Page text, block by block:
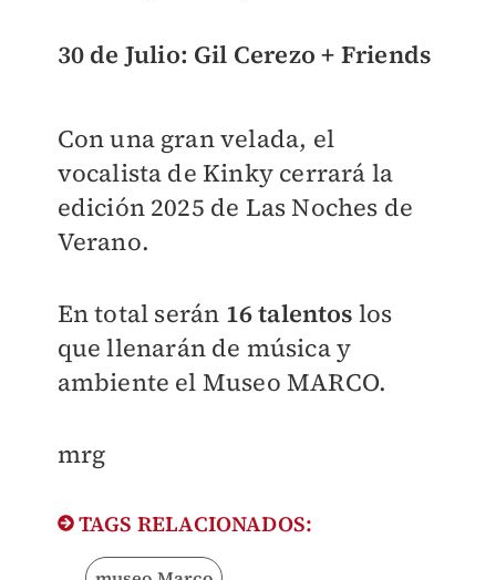
30 de Julio: Gil Cerezo + Friends
Con una gran velada, el
vocalista de Kinky cerrará la
edición 2025 de Las Noches de
Verano.
En total serán 16 talentos los
que llenarán de música y
ambiente el Museo MARCO.
mrg
TAGS RELACIONADOS: